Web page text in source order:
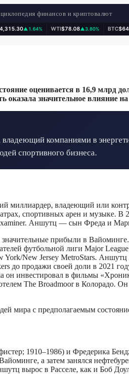
финансов и криптовалют
▲1.64% WTI$78.08▲3.80% BTC
оценивается в 16,9 млрд
значительное влияние
компаниями в
спортивного бизнеса.
владеющий или
спортивных арен и музыке.
Examiner. Аншутц — сын Фреда и
прибыли в
футбольной лиги Major
New Jersey MetroStars.
до продажи своей доли в 2021
он инвестировал в фильмы
The Broadmoor в Колорадо.
мира с предполагаемым
1910–1986) и Фредерика
а затем занялся
вырос в Расселе, как и Боб